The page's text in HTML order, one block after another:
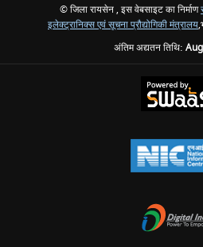
© जिला रायसेन , इस वेबसाइट का निर्माण
इलेक्ट्रानिक्स एवं सूचना प्रौद्योगिकी मंत्रालय
अंतिम अद्यतन तिथि: